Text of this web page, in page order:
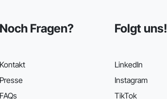
Fragen? Folgt uns!
LinkedIn
Instagram
TikTok